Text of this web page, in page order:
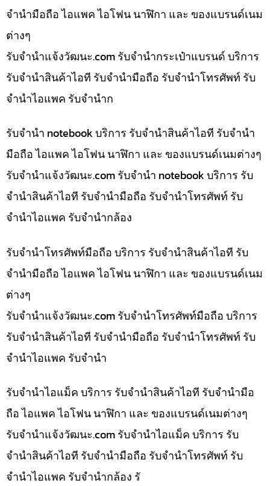
จำนำมือถือ ไอแพค ไอโฟน นาฬิกา และ ของแบรนด์เนม
ต่างๆ
รับจํานําแจ้งวัฒนะ.com รับจำนำกระเป๋าแบรนด์ บริการ
รับจำนำสินค้าไอที รับจำนำมือถือ รับจำนำโทรศัพท์ รับ
จำนำไอแพค รับจำนำก
รับจำนำ notebook บริการ รับจำนำสินค้าไอที รับจำนำ
มือถือ ไอแพค ไอโฟน นาฬิกา และ ของแบรนด์เนมต่างๆ
รับจํานําแจ้งวัฒนะ.com รับจำนำ notebook บริการ รับ
จำนำสินค้าไอที รับจำนำมือถือ รับจำนำโทรศัพท์ รับ
จำนำไอแพค รับจำนำกล้อง
รับจำนำโทรศัพท์มือถือ บริการ รับจำนำสินค้าไอที รับ
จำนำมือถือ ไอแพค ไอโฟน นาฬิกา และ ของแบรนด์เนม
ต่างๆ
รับจํานําแจ้งวัฒนะ.com รับจำนำโทรศัพท์มือถือ บริการ
รับจำนำสินค้าไอที รับจำนำมือถือ รับจำนำโทรศัพท์ รับ
จำนำไอแพค รับจำนำ
รับจำนำไอแม็ค บริการ รับจำนำสินค้าไอที รับจำนำมือ
ถือ ไอแพค ไอโฟน นาฬิกา และ ของแบรนด์เนมต่างๆ
รับจํานําแจ้งวัฒนะ.com รับจำนำไอแม็ค บริการ รับ
จำนำสินค้าไอที รับจำนำมือถือ รับจำนำโทรศัพท์ รับ
จำนำไอแพค รับจำนำกล้อง รั